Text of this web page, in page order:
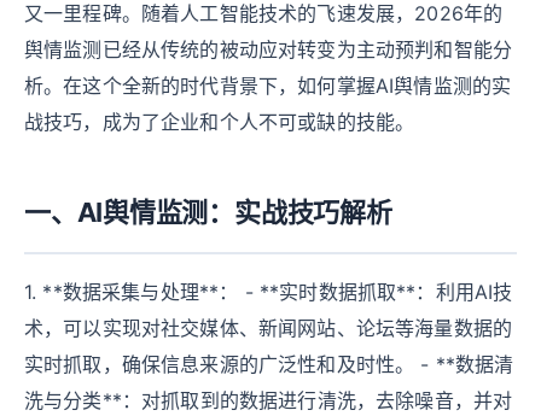
又一里程碑。随着人工智能技术的飞速发展，2026年的
舆情监测已经从传统的被动应对转变为主动预判和智能分
析。在这个全新的时代背景下，如何掌握AI舆情监测的实
战技巧，成为了企业和个人不可或缺的技能。
一、AI舆情监测：实战技巧解析
1. **数据采集与处理**： - **实时数据抓取**：利用AI技
术，可以实现对社交媒体、新闻网站、论坛等海量数据的
实时抓取，确保信息来源的广泛性和及时性。 - **数据清
洗与分类**：对抓取到的数据进行清洗，去除噪音，并对